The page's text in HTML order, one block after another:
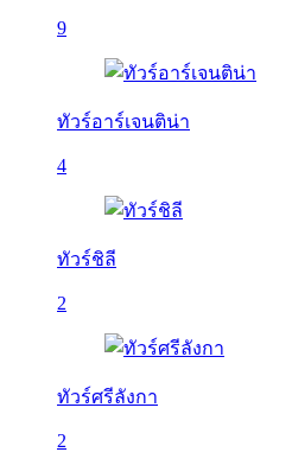
9
ทัวร์อาร์เจนติน่า
4
ทัวร์ชิลี
2
ทัวร์ศรีลังกา
2